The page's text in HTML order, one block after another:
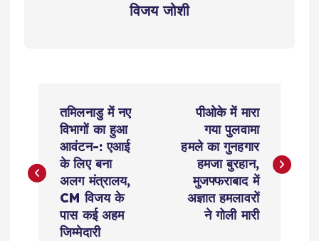
विजय जोशी
s
तमिलनाडु में नए
विभागों का हुआ
आवंटन-: एआई
के लिए बना
अलग मंत्रालय,
CM विजय के
पास कई अहम
जिम्मेदारी
पीओके में मारा
गया पुलवामा
हमले का गुनहगार
हमजा बुरहान,
मुजफ्फराबाद में
अज्ञात हमलावरों
ने गोली मारी